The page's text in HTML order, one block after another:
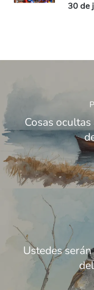
30 de
Cosas
Ustedes